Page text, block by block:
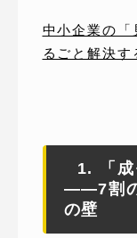
中小企業の「
るごと解決
1. 「
——7割の
の壁